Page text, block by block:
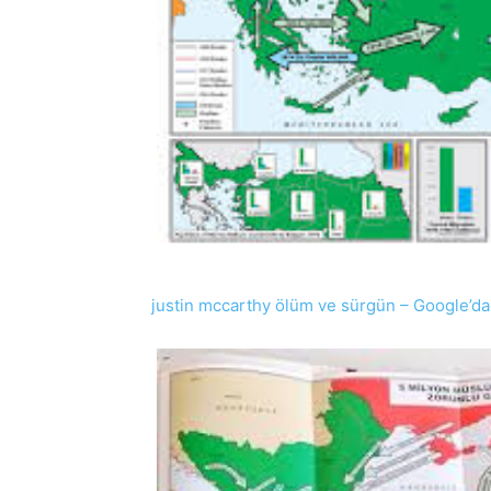
justin mccarthy ölüm ve sürgün –